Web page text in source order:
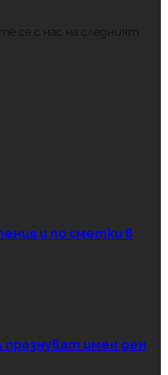
се с нас на следният
и по сметки в
празнуват имен ден